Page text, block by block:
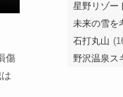
傷
星野リゾ
未来の雪を
石打丸山
野沢温泉ス